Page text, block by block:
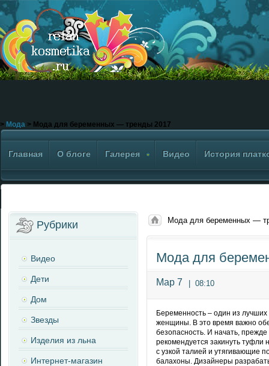
> Мода > Мода для беременных — тренды 2017
Главная О блоге Галерея Видео История
Мода для беременных —
Мода для
Мар 7 08:10
Беременность – один из
женщины. В это время важно
безопасность. И начать,
рекомендуется закинуть
с узкой талией и утягивающие
балахоны. Дизайнеры
Рубрики
Видео
Дети
Дом
Звезды
Изделия из льна
Интернет-магазин